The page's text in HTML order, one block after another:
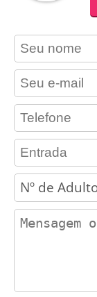
contact_name
contact_email
contact_phone
adults
contact_message